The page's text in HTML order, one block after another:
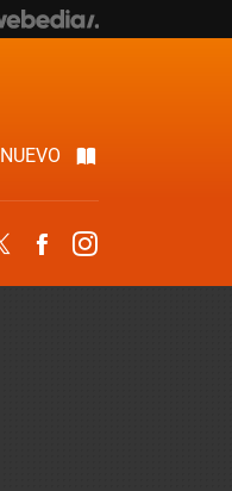
NUEVO
Twitter Facebook